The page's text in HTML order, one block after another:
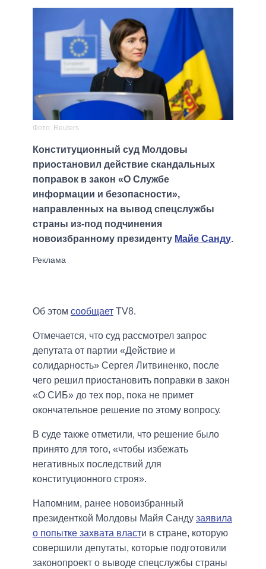
Фото: Reuters
Конституционный суд Молдовы
приостановил действие скандальных
поправок в закон «О Службе
информации и безопасности»,
направленных на вывод спецслужбы
страны из-под подчинения
новоизбранному президенту Майе Санду.
Об этом сообщает TV8.
Отмечается, что суд рассмотрел запрос
депутата от партии «Действие и
солидарность» Сергея Литвиненко, после
чего решил приостановить поправки в закон
«О СИБ» до тех пор, пока не примет
окончательное решение по этому вопросу.
В суде также отметили, что решение было
принято для того, «чтобы избежать
негативных последствий для
конституционного строя».
Напомним, ранее новоизбранный
президенткой Молдовы Майя Санду заявила
о попытке захвата власти в стране, которую
совершили депутаты, которые подготовили
законопроект о выводе спецслужбы страны